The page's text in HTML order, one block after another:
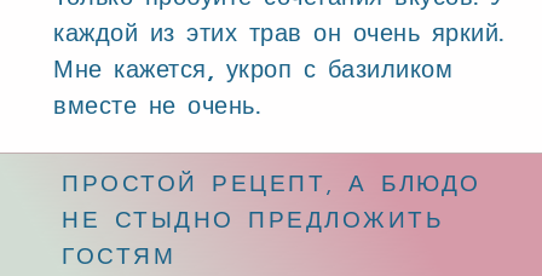
каждой из этих трав он очень яркий.
Мне кажется, укроп с базиликом
вместе не очень.
ПРОСТОЙ РЕЦЕПТ, А БЛЮДО
НЕ СТЫДНО ПРЕДЛОЖИТЬ
ГОСТЯМ